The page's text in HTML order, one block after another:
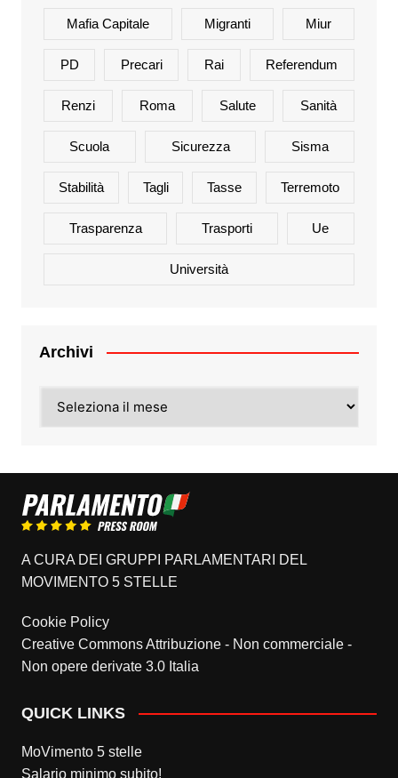
Mafia Capitale Migranti Miur
PD Precari Rai Referendum
Renzi Roma Salute Sanità
Scuola Sicurezza Sisma
Stabilità Tagli Tasse Terremoto
Trasparenza Trasporti Ue
Università
Archivi
A CURA DEI GRUPPI PARLAMENTARI DEL
MOVIMENTO 5 STELLE
Cookie Policy
Creative Commons Attribuzione - Non commerciale -
Non opere derivate 3.0 Italia
QUICK LINKS
MoVimento 5 stelle
Salario minimo subito!